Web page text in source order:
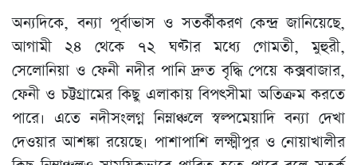
অন্যদিকে, বন্যা পূর্বাভাস ও সতর্কীকরণ কেন্দ্র জানিয়েছে,
আগামী ২৪ থেকে ৭২ ঘণ্টার মধ্যে গোমতী, মুহুরী,
সেলোনিয়া ও ফেনী নদীর পানি দ্রুত বৃদ্ধি পেয়ে কক্সবাজার,
ফেনী ও চট্টগ্রামের কিছু এলাকায় বিপৎসীমা অতিক্রম করতে
পারে। এতে নদীসংলগ্ন নিম্নাঞ্চলে স্বল্পমেয়াদি বন্যা দেখা
দেওয়ার আশঙ্কা রয়েছে। পাশাপাশি লক্ষ্মীপুর ও নোয়াখালীর